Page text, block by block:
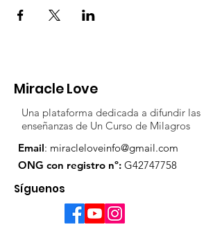
Miracle Love
Una plataforma dedicada a difundir las
enseñanzas de Un Curso de Milagros
Email: miracleloveinfo@gmail.com
ONG con registro nº: G42747758
Síguenos